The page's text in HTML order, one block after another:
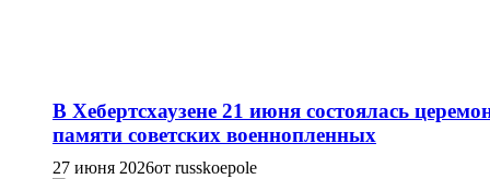
В Хебертсхаузене 21 июня состоялась
памяти советских военнопленных
27 июня 2026от russkoepole